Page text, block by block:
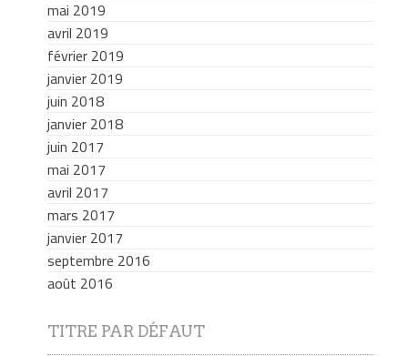
mai 2019
avril 2019
février 2019
janvier 2019
juin 2018
janvier 2018
juin 2017
mai 2017
avril 2017
mars 2017
janvier 2017
septembre 2016
août 2016
TITRE PAR DÉFAUT